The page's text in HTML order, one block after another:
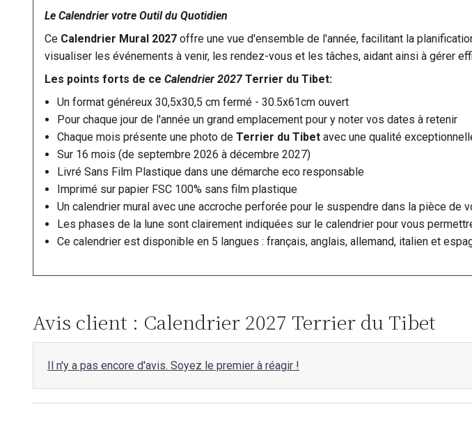
Le Calendrier votre Outil du Quotidien
Ce Calendrier Mural 2027 offre une vue d'ensemble de l'année, facilitant la
visualiser les événements à venir, les rendez-vous et les tâches, aidant ainsi à gérer
Les points forts de ce Calendrier 2027Terrier du Tibet:
Un format généreux 30,5x30,5 cm fermé - 30.5x61cm ouvert
Pour chaque jour de l'année un grand emplacement pour y noter vos dates à retenir
Chaque mois présente une photo de Terrier du Tibet avec une qualité
Sur 16 mois (de septembre 2026 à décembre 2027)
Livré Sans Film Plastique dans une démarche eco responsable
Imprimé sur papier FSC 100% sans film plastique
Un calendrier mural avec une accroche perforée pour le suspendre dans la pièce de
Les phases de la lune sont clairement indiquées sur le calendrier pour vous
Ce calendrier est disponible en 5 langues : français, anglais, allemand, italien et
Avis client : Calendrier 2027 Terrier du Tibet
Il n'y a pas encore d'avis. Soyez le premier à réagir !